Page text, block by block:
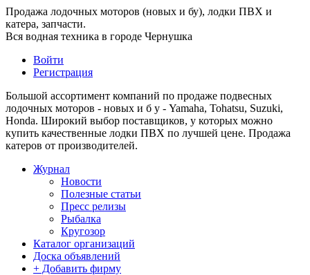
Продажа лодочных моторов (новых и бу), лодки ПВХ и
катера, запчасти.
Вся водная техника в городе Чернушка
Войти
Регистрация
Большой ассортимент компаний по продаже подвесных
лодочных моторов - новых и б у - Yamaha, Tohatsu, Suzuki,
Honda. Широкий выбор поставщиков, у которых можно
купить качественные лодки ПВХ по лучшей цене. Продажа
катеров от производителей.
Журнал
Новости
Полезные статьи
Пресс релизы
Рыбалка
Кругозор
Каталог организаций
Доска объявлений
+ Добавить фирму